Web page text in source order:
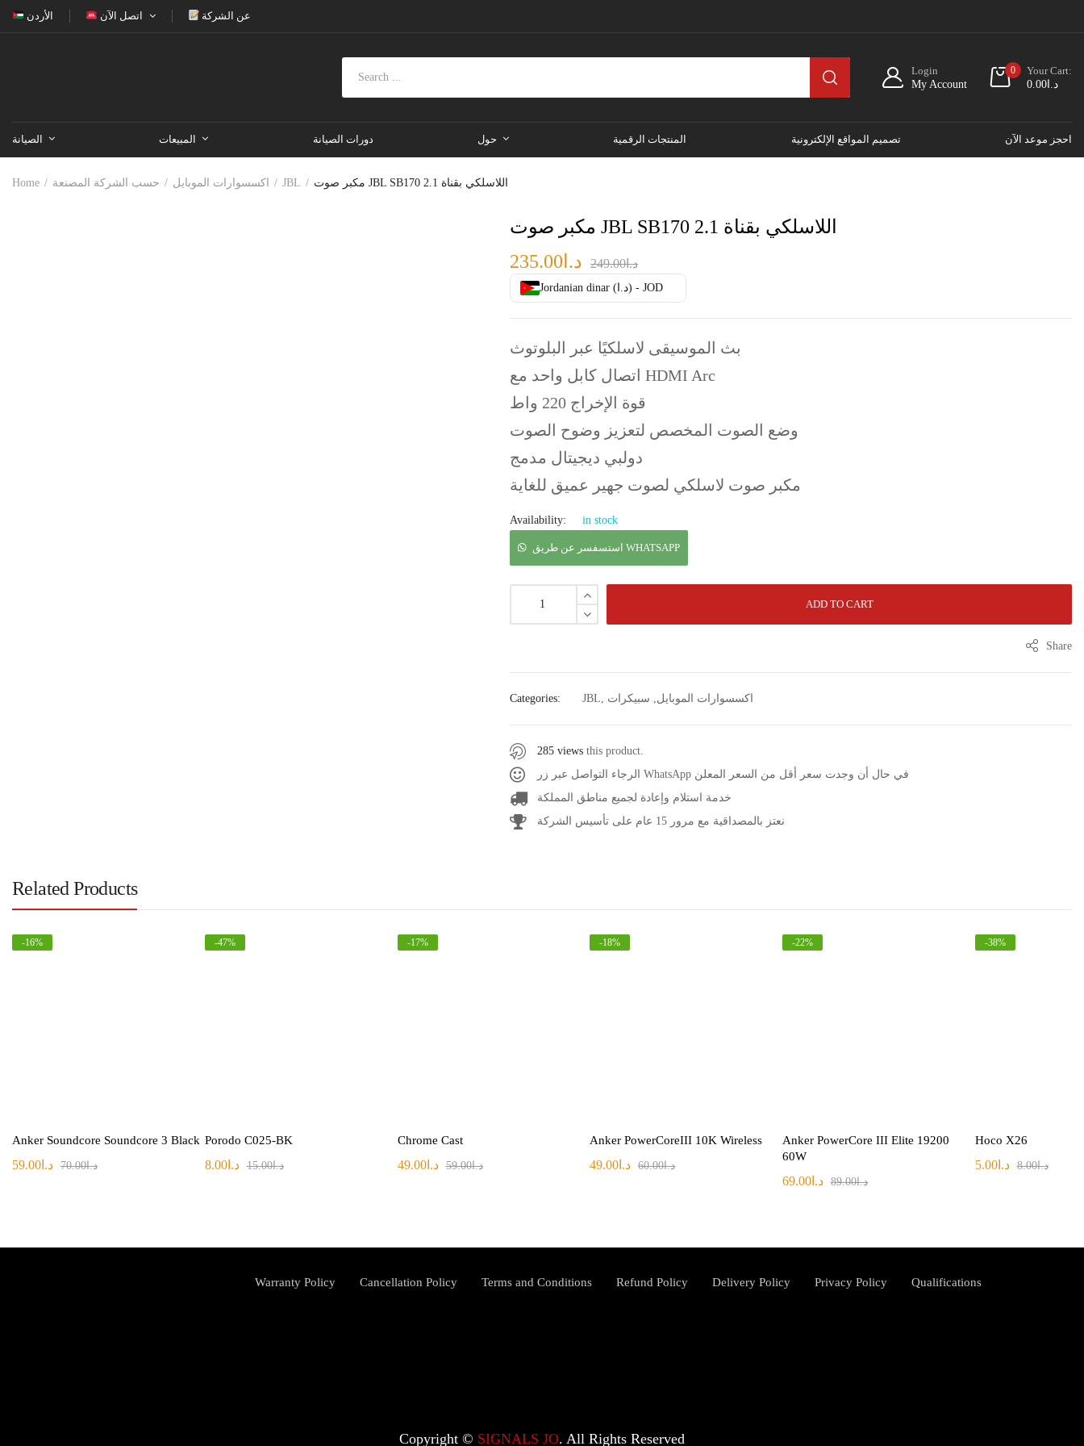
الأردن اتصل الآن عن الشركة
Login
My Account
0
Your Cart:
د.ا 0.00
الصيانة المبيعات دورات الصيانة حول المنتجات الرقمية تصميم المواقع الإلكترونية احجز موعد الآن
Home اكسسوارات الموبايل حسب الشركة المصنعة JBL مكبر صوت JBL SB170 اللاسلكي بقناة 2.1
مكبر صوت JBL SB170 اللاسلكي بقناة 2.1
د.ا249.00 د.ا 235.00
Jordanian dinar (د.ا) - JOD
بث الموسيقى لاسلكيًا عبر البلوتوث
اتصال كابل واحد مع HDMI Arc
قوة الإخراج 220 واط
وضع الصوت المخصص لتعزيز وضوح الصوت
دولبي ديجيتال مدمج
مكبر صوت لاسلكي لصوت جهير عميق للغاية
Availability: in stock
استسفسر عن طريق WHATSAPP
ADD TO CART
Share
Categories: JBL, اكسسوارات الموبايل, سبيكرات
285 viewsthis product.
الرجاء التواصل عبر زر WhatsApp في حال أن وجدت سعر أقل من السعر المعلن
خدمة استلام وإعادة لجميع مناطق المملكة
نعتز بالمصداقية مع مرور 15 عام على تأسيس الشركة
Related Products
-16%
Anker Soundcore Soundcore 3 Black
د.ا70.00 د.ا 59.00
-47%
Porodo C025-BK
د.ا15.00 د.ا8.00
-17%
Chrome Cast
د.ا59.00 د.ا49.00
-18%
Anker PowerCoreIII 10K Wireless
د.ا60.00 د.ا 49.00
-22%
Anker PowerCore III Elite 19200
60W
د.ا89.00 د.ا 69.00
-38%
Hoco X26
د.ا8.00 د.ا5.00
Warranty Policy Cancellation Policy Terms and Conditions Refund Policy Delivery Policy Privacy Policy Qualifications
Copyright ©️ SIGNALS JO. All Rights Reserved